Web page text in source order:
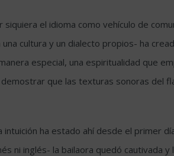
el idioma como vehículo de
cultura y un dialecto propios- ha
especial, una espiritualidad que
que las texturas sonoras del
ha estado ahí desde el primer
ni inglés- la bailaora quedó cautivada y